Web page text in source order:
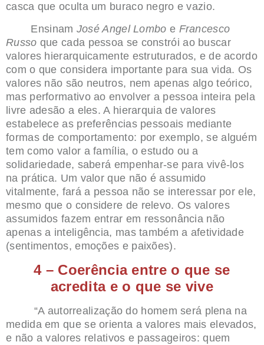
casca que oculta um buraco negro e vazio.
Ensinam José Angel Lombo e Francesco
Russo que cada pessoa se constrói ao buscar
valores hierarquicamente estruturados, e de acordo
com o que considera importante para sua vida. Os
valores não são neutros, nem apenas algo teórico,
mas performativo ao envolver a pessoa inteira pela
livre adesão a eles. A hierarquia de valores
estabelece as preferências pessoais mediante
formas de comportamento: por exemplo, se alguém
tem como valor a família, o estudo ou a
solidariedade, saberá empenhar-se para vivê-los
na prática. Um valor que não é assumido
vitalmente, fará a pessoa não se interessar por ele,
mesmo que o considere de relevo. Os valores
assumidos fazem entrar em ressonância não
apenas a inteligência, mas também a afetividade
(sentimentos, emoções e paixões).
4 – Coerência entre o que se
acredita e o que se vive
“A autorrealização do homem será plena na
medida em que se orienta a valores mais elevados,
e não a valores relativos e passageiros: quem